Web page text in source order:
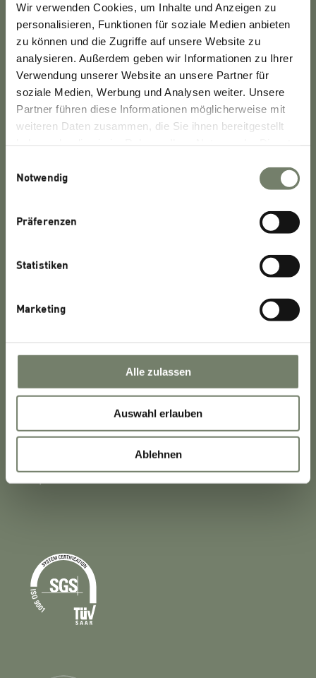
Wir verwenden Cookies, um Inhalte und Anzeigen zu
personalisieren, Funktionen für soziale Medien anbieten
zu können und die Zugriffe auf unsere Website zu
analysieren. Außerdem geben wir Informationen zu Ihrer
Verwendung unserer Website an unsere Partner für
soziale Medien, Werbung und Analysen weiter. Unsere
Partner führen diese Informationen möglicherweise mit
weiteren Daten zusammen, die Sie ihnen bereitgestellt
Notwendig
Präferenzen
Statistiken
Marketing
Alle zulassen
Auswahl erlauben
Ablehnen
Seite drucken
Kontaktieren Sie uns
Haben Sie Fragen oder Kommentare zu unserer
Website, unseren Produkten oder unseren
Dienstleistungen?
Frigenstraße 4
Tel.: +49 621 – 53819-0
Compliance
AGB